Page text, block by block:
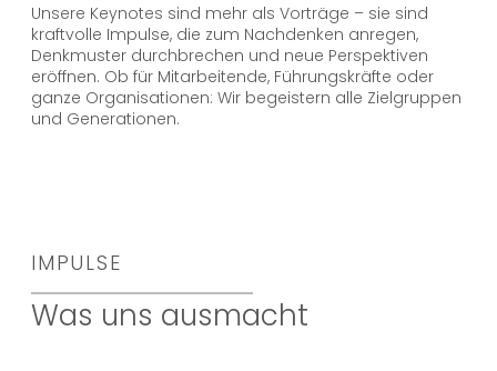
Unsere Keynotes sind mehr als Vorträge – sie sind
kraftvolle Impulse, die zum Nachdenken anregen,
Denkmuster durchbrechen und neue Perspektiven
eröffnen. Ob für Mitarbeitende, Führungskräfte oder
ganze Organisationen: Wir begeistern alle Zielgruppen
und Generationen.
IMPULSE
Was uns ausmacht